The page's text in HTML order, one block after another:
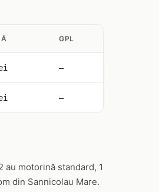
GPL
—
—
motorină standard, 1
din Sannicolau Mare.